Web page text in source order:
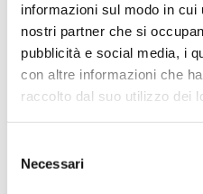
informazioni sul modo in
nostri partner che si
pubblicità e social media, i
con altre informazioni che
raccolto dal suo utilizzo dei
delNecessari
Condividi
Facebook
TwitterEmail